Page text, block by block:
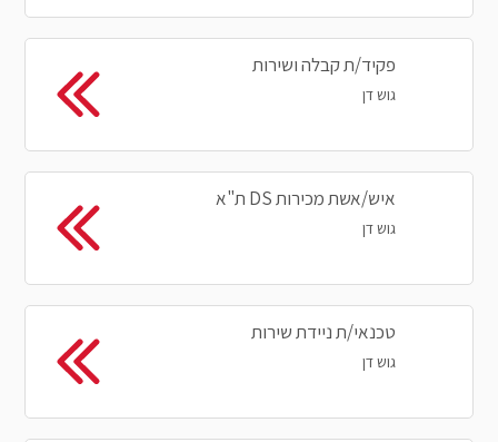
פקיד/ת קבלה ושירות
גוש דן
איש/אשת מכירות DS ת"א
גוש דן
טכנאי/ת ניידת שירות
גוש דן